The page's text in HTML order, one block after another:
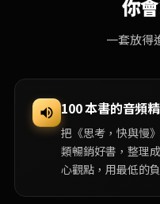
你
一套放得
100 本書的音頻
把《思考，快與慢
類暢銷好書，整理
心觀點，用最低的